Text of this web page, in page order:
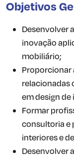
Objetivos
Desenvolver
inovação
mobiliário;
Proporcionar
relacionadas
em design
Formar
consultoria e
interiores e
Desenvolver